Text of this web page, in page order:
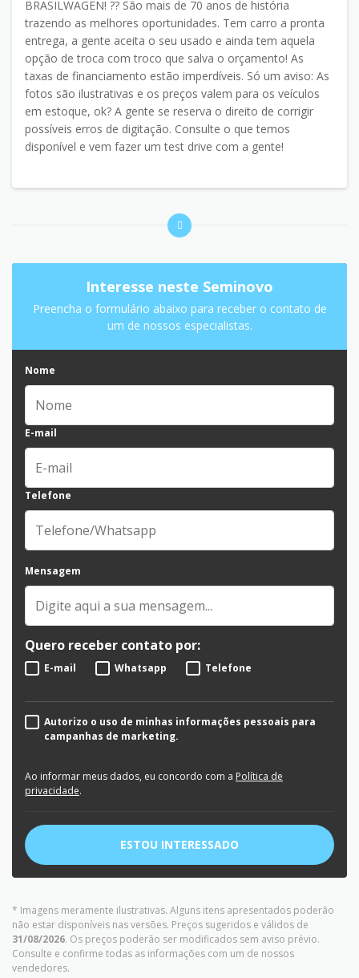
BRASILWAGEN! ?? São mais de 70 anos de história
trazendo as melhores oportunidades. Tem carro a pronta
entrega, a gente aceita o seu usado e ainda tem aquela
opção de troca com troco que salva o orçamento! As
taxas de financiamento estão imperdíveis. Só um aviso: As
fotos são ilustrativas e os preços valem para os veículos
em estoque, ok? A gente se reserva o direito de corrigir
possíveis erros de digitação. Consulte o que temos
disponível e vem fazer um test drive com a gente!
Interesse neste Seminovo
Preencha o formulário abaixo para receber o contato de
um de nossos especialistas.
Nome
E-mail
Telefone
Mensagem
Quero receber contato por:
E-mail Whatsapp Telefone
Autorizo o uso de minhas informações pessoais para
campanhas de marketing.
Ao informar meus dados, eu concordo com a Política de
privacidade.
ESTOU INTERESSADO
* Imagens meramente ilustrativas. Alguns itens apresentados poderão
não estar disponíveis nas versões. Preços sugeridos e válidos de
31/08/2026. Os preços poderão ser modificados sem aviso prévio.
Consulte e confirme todas as informações com um de nossos
vendedores.